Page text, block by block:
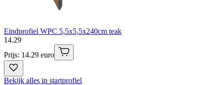
Eindprofiel WPC 5,5x5,5x240cm teak
14.29
Prijs: 14.29 euro
Bekijk alles in startprofiel